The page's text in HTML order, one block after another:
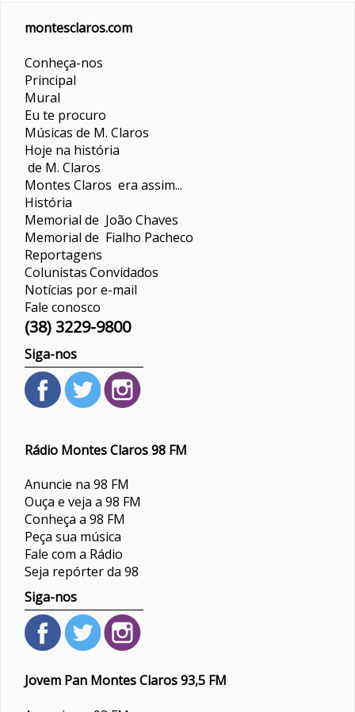
montesclaros.com
Conheça-nos
Principal
Mural
Eu te procuro
Músicas de M. Claros
Hoje na história
de M. Claros
Montes Claros era assim...
História
Memorial de João Chaves
Memorial de Fialho Pacheco
Reportagens
ColunistasConvidados
Notícias por e-mail
Fale conosco
(38) 3229-9800
Siga-nos
Rádio Montes Claros 98 FM
Anuncie na 98 FM
Ouça e veja a 98 FM
Conheça a 98 FM
Peça sua música
Fale com a Rádio
Seja repórter da 98
Siga-nos
Jovem Pan Montes Claros 93,5 FM